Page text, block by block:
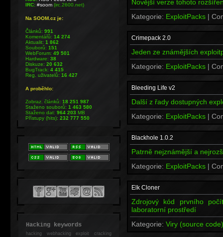
Novější verze tohoto
Kategorie: ExploitPacks |
Crimepack 2.0
Jeden ze známějších
Kategorie: ExploitPacks |
Bleeding Life v2
Další z řady dostupných
Kategorie: ExploitPacks |
Blackhole 1.0.2
Patrně nejznámější a
Kategorie: ExploitPacks |
Elk Cloner
Zdrojový kód prvního
laboratorní prostředí
Kategorie: Viry (source code)
IRC: #soom(irc.2600.net)
Na SOOM.cz je:
Článků:991
Komentářů:14 274
Aktualit:1 862
Souborů:151
WebForum:49 501
Hardware:38
Diskuze:20 632
BugTrack:4 415
Reg. uživatelů:16 427
A proběhlo:
Zobraz. článků:18 251 987
Staženo souborů:1 463 580
Staženo dat:964 203MB
Přístupy (hits):232 777 550
Hacking keywords
hackingwebhacking exploit cracking